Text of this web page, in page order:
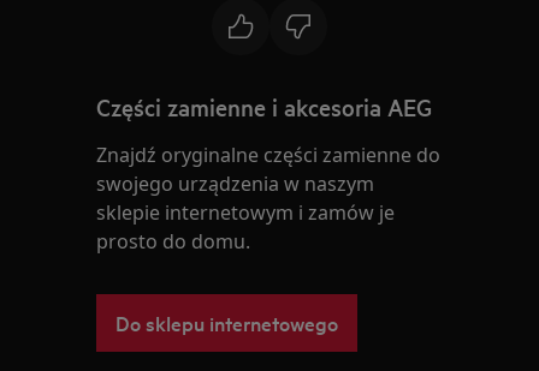
Części zamienne i akcesoria AEG
Znajdź oryginalne części zamienne do
swojego urządzenia w naszym
sklepie internetowym i zamów je
prosto do domu.
Do sklepu internetowego